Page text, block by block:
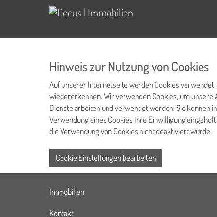
Hinweis zur Nutzung von Cookies
Auf unserer Internetseite werden Cookies
wiedererkennen. Wir verwenden Cookies, um unsere
Dienste arbeiten und verwendet werden. Sie können
Verwendung eines Cookies Ihre Einwilligung
die Verwendung von Cookies nicht deaktiviert wurde.
Cookie Einstellungen bearbeiten
Immobilien
Kontakt